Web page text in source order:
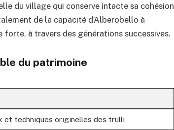
du village qui conserve intacte sa cohésion
de la capacité d’Alberobello à
à travers des générations successives.
du patrimoine
et techniques originelles des trulli